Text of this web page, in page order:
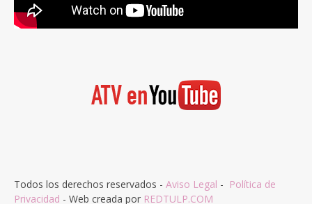
Todos los derechos reservados - Aviso Legal - Política de
Privacidad - Web creada por REDTULP.COM